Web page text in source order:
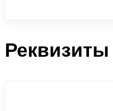
Реквизиты